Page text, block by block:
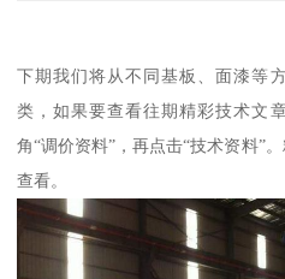
下期我们将从不同基板、面漆等
类，如果要查看往期精彩技术文
角“调价资料”，再点击“技术资料”
查看。